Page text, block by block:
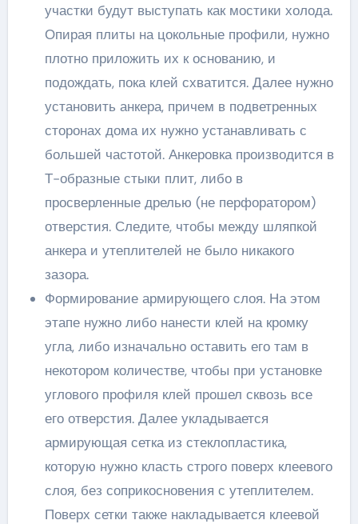
участки будут выступать как мостики холода.
Опирая плиты на цокольные профили, нужно
плотно приложить их к основанию, и
подождать, пока клей схватится. Далее нужно
установить анкера, причем в подветренных
сторонах дома их нужно устанавливать с
большей частотой. Анкеровка производится в
Т-образные стыки плит, либо в
просверленные дрелью (не перфоратором)
отверстия. Следите, чтобы между шляпкой
анкера и утеплителей не было никакого
зазора.
Формирование армирующего слоя. На этом
этапе нужно либо нанести клей на кромку
угла, либо изначально оставить его там в
некотором количестве, чтобы при установке
углового профиля клей прошел сквозь все
его отверстия. Далее укладывается
армирующая сетка из стеклопластика,
которую нужно класть строго поверх клеевого
слоя, без соприкосновения с утеплителем.
Поверх сетки также накладывается клеевой